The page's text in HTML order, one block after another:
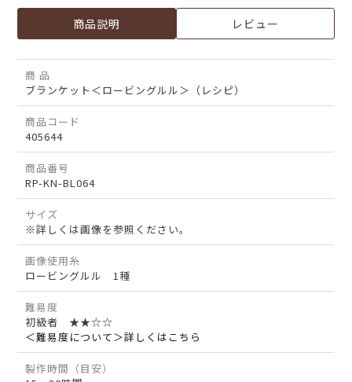
商品説明 レビュー
商 品
ブランケット＜ロービングルル＞（レシピ）
商品コード
405644
商品番号
RP-KN-BL064
サイズ
※詳しくは画像を参照ください。
画像使用糸
ロービングルル 1種
難易度
初級者 ★★☆☆
＜難易度について＞詳しくはこちら
製作時間（目安）